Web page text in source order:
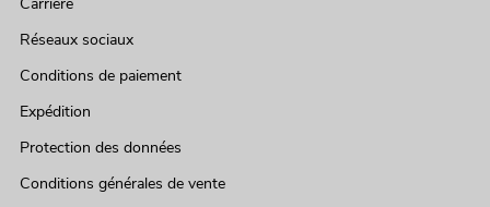
Carrière
Réseaux sociaux
Conditions de paiement
Expédition
Protection des données
Conditions générales de vente